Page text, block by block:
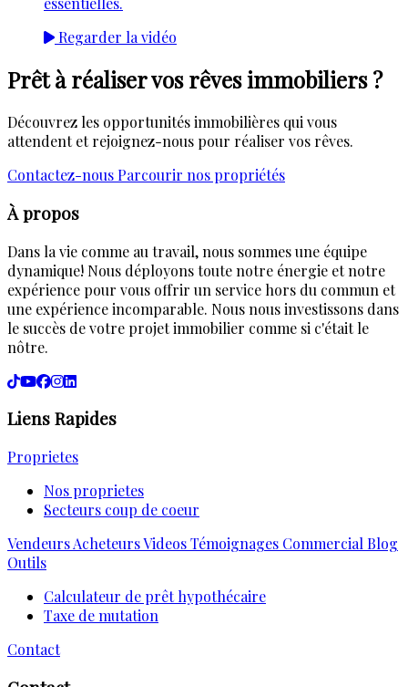
Regarder la vidéo
Prêt à réaliser vos rêves immobiliers ?
Découvrez les opportunités immobilières qui vous
attendent et rejoignez-nous pour réaliser vos rêves.
Contactez-nous Parcourir nos propriétés
À propos
Dans la vie comme au travail, nous sommes une équipe
dynamique! Nous déployons toute notre énergie et notre
expérience pour vous offrir un service hors du commun et
une expérience incomparable. Nous nous investissons dans
le succès de votre projet immobilier comme si c'était le
nôtre.
Liens Rapides
Proprietes
Nos proprietes
Secteurs coup de coeur
VendeursAcheteursVideosTémoignages Commercial Blog
Outils
Calculateur de prêt hypothécaire
Taxe de mutation
Contact